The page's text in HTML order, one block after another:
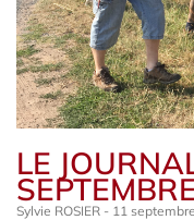
LE
Sylvie ROSIER 11